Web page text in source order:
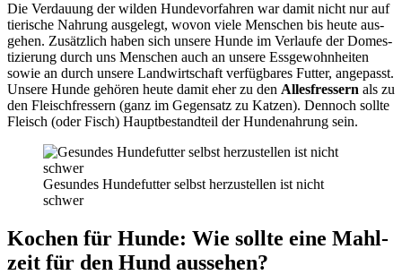
Die Ver­dau­ung der wil­den Hun­de­vor­fah­ren war damit nicht nur auf
tie­ri­sche Nah­rung aus­ge­legt, wovon vie­le Men­schen bis heu­te aus­
ge­hen. Zusätz­lich haben sich unse­re Hun­de im Ver­lau­fe der Domes­
ti­zie­rung durch uns Men­schen auch an unse­re Ess­ge­wohn­hei­ten
sowie an durch unse­re Land­wirt­schaft ver­füg­ba­res Fut­ter, ange­passt.
Unse­re Hun­de gehö­ren heu­te damit eher zu den Alles­fres­sern als zu
den Fleisch­fres­sern (ganz im Gegen­satz zu Kat­zen). Den­noch soll­te
Fleisch (oder Fisch) Haupt­be­stand­teil der Hun­de­nah­rung sein.
Gesun­des Hun­de­fut­ter selbst her­zu­stel­len ist nicht
schwer
Kochen für Hun­de: Wie soll­te eine Mahl­
zeit für den Hund aus­se­hen?